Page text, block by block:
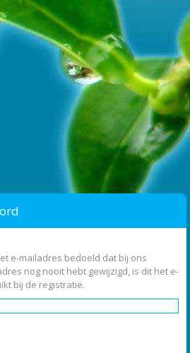
e-mailadres bedoeld dat bij ons
nog nooit hebt gewijzigd, is dit het e-
bij de registratie.